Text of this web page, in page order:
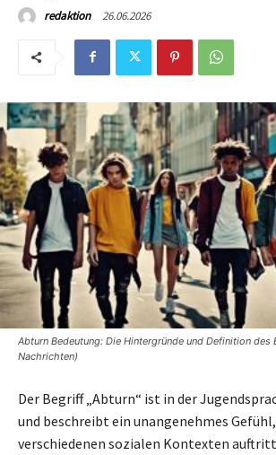
redaktion 26.06.2026
Abturn Bedeutung: Die Hintergründe und Definition
Nachrichten)
Der Begriff „Abturn“ ist in der
und beschreibt ein unangenehmes
verschiedenen sozialen Kontexten